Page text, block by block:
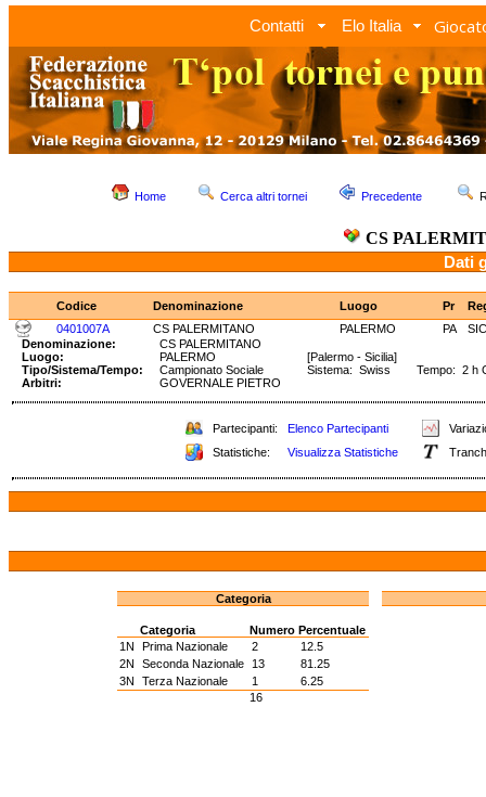
Contatti Elo Italia
Home Cerca altri tornei Precedente
CS
Dati
Codice Denominazione Luogo Pr
0401007A
CS PALERMITANO PALERMO PA
SIC
Denominazione:
CS PALERMITANO
Luogo:
PALERMO
[Palermo - Sicilia]
Tipo/Sistema/Tempo:
Campionato Sociale
Sistema: Swiss Tempo: 2 h
Arbitri:
GOVERNALE PIETRO
Partecipanti: Elenco Partecipanti
Statistiche:
Visualizza Statistiche
Categoria
Categoria Numero Percentuale
1N
Prima Nazionale 2
12.5
2N
Seconda Nazionale 13
81.25
3N
Terza Nazionale 1
6.25
16